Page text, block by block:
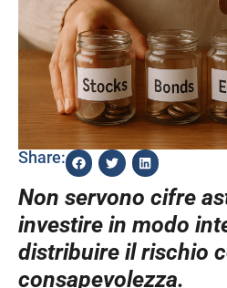
Share:
Non servono cifre
investire in modo
distribuire il rischio
consapevolezza.